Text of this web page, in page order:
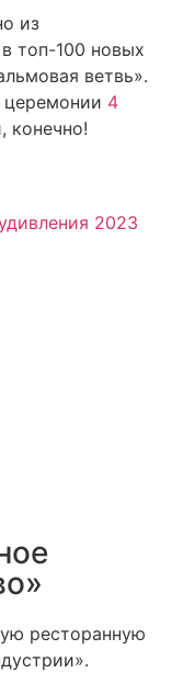
из
топ-100 новых
ветвь».
4
конечно!
2023
ресторанную